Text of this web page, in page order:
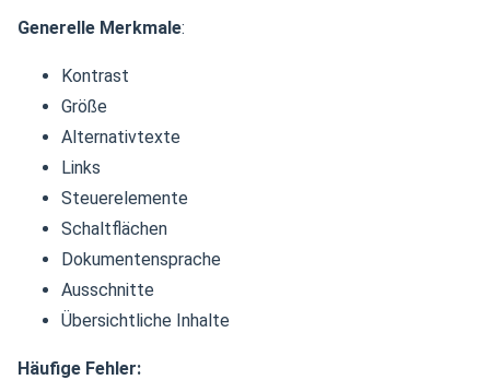
Generelle Merkmale:
Kontrast
Größe
Alternativtexte
Links
Steuerelemente
Schaltflächen
Dokumentensprache
Ausschnitte
Übersichtliche Inhalte
Häufige Fehler: